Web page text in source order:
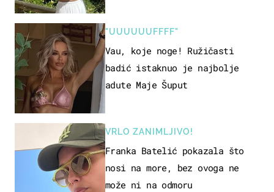
"UUUUUUFFFF"
Vau, koje noge! Ružičasti
badić istaknuo je najbolje
adute Maje Šuput
VRLO ZANIMLJIVO!
Franka Batelić pokazala što
nosi na more, bez ovoga ne
može ni na odmoru